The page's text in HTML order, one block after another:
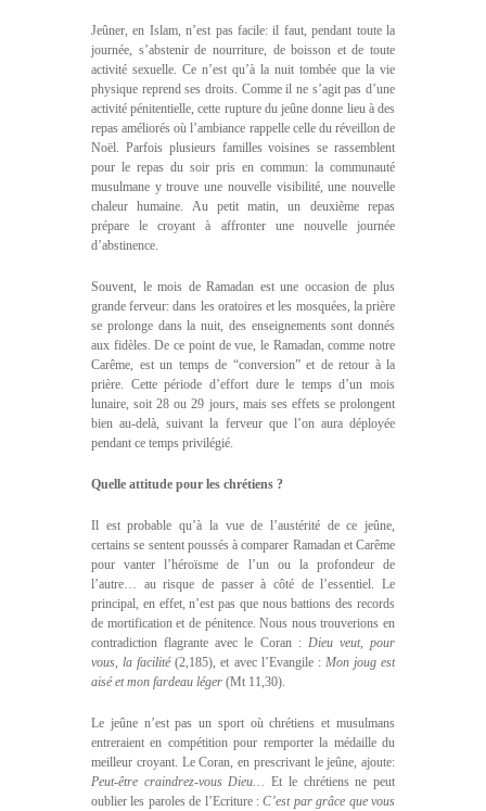
Jeûner, en Islam, n’est pas facile: il faut, pendant toute la
journée, s’abstenir de nourriture, de boisson et de toute
activité sexuelle. Ce n’est qu’à la nuit tombée que la vie
physique reprend ses droits. Comme il ne s’agit pas d’une
activité pénitentielle, cette rupture du jeûne donne lieu à des
repas améliorés où l’ambiance rappelle celle du réveillon de
Noël. Parfois plusieurs familles voisines se rassemblent
pour le repas du soir pris en commun: la communauté
musulmane y trouve une nouvelle visibilité, une nouvelle
chaleur humaine. Au petit matin, un deuxième repas
prépare le croyant à affronter une nouvelle journée
d’abstinence.
Souvent, le mois de Ramadan est une occasion de plus
grande ferveur: dans les oratoires et les mosquées, la prière
se prolonge dans la nuit, des enseignements sont donnés
aux fidèles. De ce point de vue, le Ramadan, comme notre
Carême, est un temps de “conversion” et de retour à la
prière. Cette période d’effort dure le temps d’un mois
lunaire, soit 28 ou 29 jours, mais ses effets se prolongent
bien au-delà, suivant la ferveur que l’on aura déployée
pendant ce temps privilégié.
Quelle attitude pour les chrétiens ?
Il est probable qu’à la vue de l’austérité de ce jeûne,
certains se sentent poussés à comparer Ramadan et Carême
pour vanter l’héroïsme de l’un ou la profondeur de
l’autre… au risque de passer à côté de l’essentiel. Le
principal, en effet, n’est pas que nous battions des records
de mortification et de pénitence. Nous nous trouverions en
contradiction flagrante avec le Coran : Dieu veut, pour
vous, la facilité(2,185), et avec l’Evangile : Mon joug est
aisé et mon fardeau léger (Mt 11,30).
Le jeûne n’est pas un sport où chrétiens et musulmans
entreraient en compétition pour remporter la médaille du
meilleur croyant. Le Coran, en prescrivant le jeûne, ajoute:
Peut-être craindrez-vous Dieu… Et le chrétiens ne peut
oublier les paroles de l’Ecriture :C’est par grâce que vous